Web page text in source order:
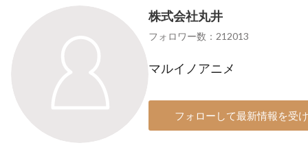
株式会社丸井
フォロワー数：212013
マルイノアニメ
フォローして最新情報を受